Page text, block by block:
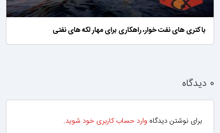
باکتری های نفت خوار، راهکاری برای مهار لکه های نفتی
۰ دیدگاه
برای نوشتن دیدگاه وارد حساب کاربری خود شوید.